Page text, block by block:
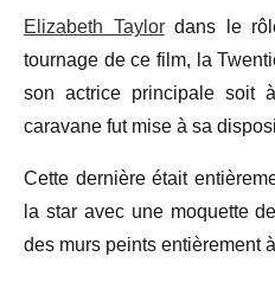
Elizabeth Taylordans le
tournage de ce film, la
son actrice principale soit
caravane fut mise à sa
Cette dernière était
la star avec une moquette
des murs peints entièrement